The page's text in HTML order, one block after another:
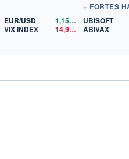
$US
EUR/USD 1,1568
$US
VIX INDEX
14,98$US
UBISOFT
ABIVAX